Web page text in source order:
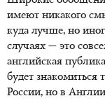
имеют никакого
куда лучше, но
случаях — это
английская
будет знакомиться
России, но в